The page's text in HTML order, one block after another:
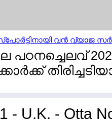
വന്‍ വ്യാജ
പഠനച്ചെലവ്